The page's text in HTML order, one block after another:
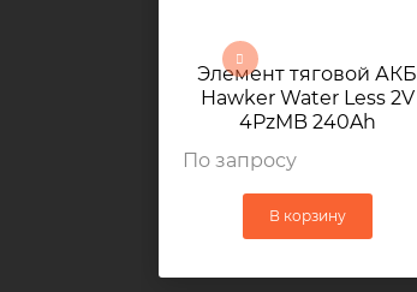
Элемент тяговой АКБ
Hawker Water Less 2V
4PzMB 240Ah
По запросу
В корзину